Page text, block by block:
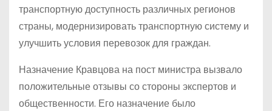
транспортную доступность различных регионов
страны, модернизировать транспортную систему и
улучшить условия перевозок для граждан.
Назначение Кравцова на пост министра вызвало
положительные отзывы со стороны экспертов и
общественности. Его назначение было